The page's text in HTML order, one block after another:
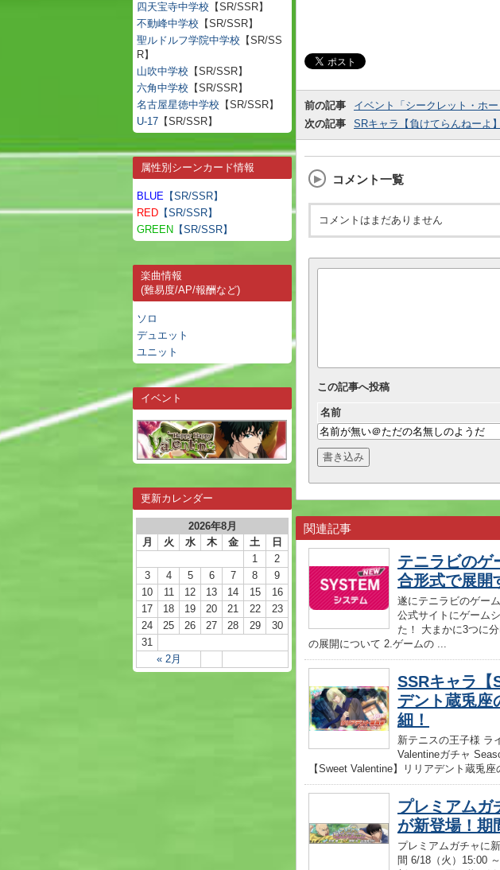
四天宝寺中学校 【SR/SSR】
不動峰中学校 【SR/SSR】
聖ルドルフ学院中学校 【SR/SS
R】
山吹中学校 【SR/SSR】
六角中学校 【SR/SSR】
名古屋星徳中学校 【SR/SSR】
U-17 【SR/SSR】
属性別シーンカード情報
BLUE 【SR/SSR】
RED 【SR/SSR】
GREEN 【SR/SSR】
楽曲情報
(難易度/AP/報酬など)
ソロ
デュエット
ユニット
イベント
更新カレンダー
2026年8月
月
火 水 木 金 土 日
« 2月
1
2
3
4 5 6 7 8
9
10
11 12 13 14 15
16
17
18 19 20 21 22
23
24
25 26 27 28 29
30
31
前の記事
イベント「シークレット・ホーリー
次の記事
SRキャラ【負けてらんねーよ
コメント一覧
コメントはまだありません
この記事へ投稿
名前
関連記事
テニラビのゲ
合形式で展開
遂にテニラビのゲー
公式サイトにゲーム
た！ 大まかに3つに
の展開について 2.ゲームの ...
SSRキャラ
デント蔵兎座
細！
新テニスの王子様 ラ
Valentineガチャ
【Sweet Valentine】リリアデント蔵兎
プレミアムガ
が新登場！期
プレミアムガチャに
間 6/18（火）15:00